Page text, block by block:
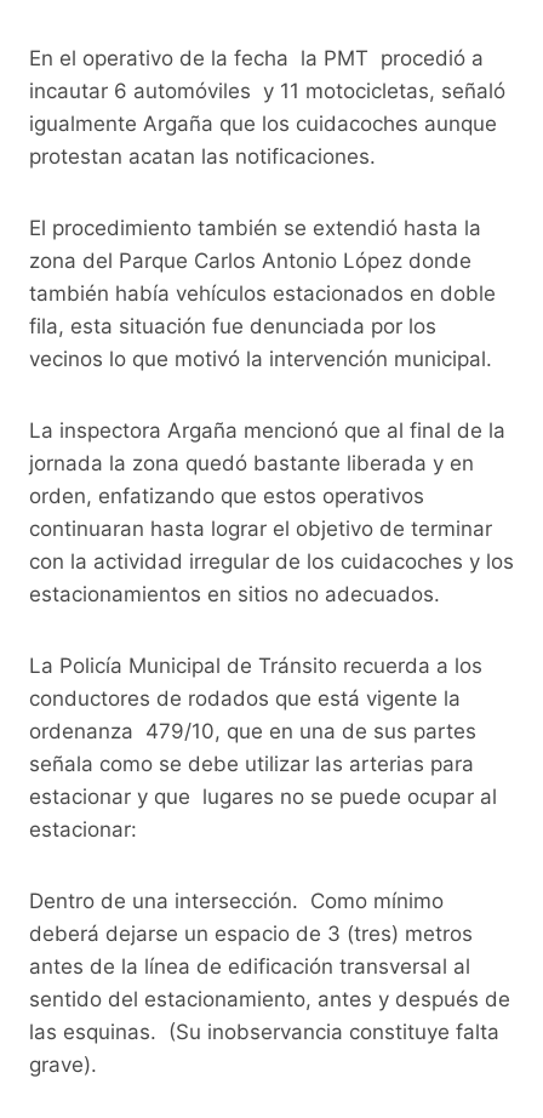
En el operativo de la fecha la PMT procedió a
incautar 6 automóviles y 11 motocicletas, señaló
igualmente Argaña que los cuidacoches aunque
protestan acatan las notificaciones.
El procedimiento también se extendió hasta la
zona del Parque Carlos Antonio López donde
también había vehículos estacionados en doble
fila, esta situación fue denunciada por los
vecinos lo que motivó la intervención municipal.
La inspectora Argaña mencionó que al final de la
jornada la zona quedó bastante liberada y en
orden, enfatizando que estos operativos
continuaran hasta lograr el objetivo de terminar
con la actividad irregular de los cuidacoches y los
estacionamientos en sitios no adecuados.
La Policía Municipal de Tránsito recuerda a los
conductores de rodados que está vigente la
ordenanza 479/10, que en una de sus partes
señala como se debe utilizar las arterias para
estacionar y que lugares no se puede ocupar al
estacionar:
Dentro de una intersección. Como mínimo
deberá dejarse un espacio de 3 (tres) metros
antes de la línea de edificación transversal al
sentido del estacionamiento, antes y después de
las esquinas. (Su inobservancia constituye falta
grave).